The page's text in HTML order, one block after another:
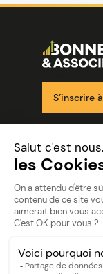
Image
S’inscrire
Nos
Nos
Mon